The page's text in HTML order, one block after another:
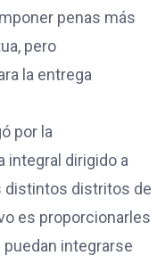
penas más
pero
la entrega
por la
integral dirigido a
distintos distritos de
es proporcionarles
integrarse